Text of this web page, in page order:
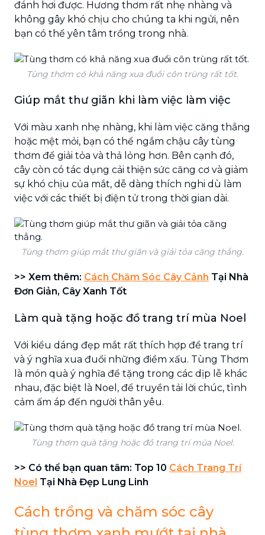
đánh hơi được. Hương thơm rất nhẹ nhàng và
không gây khó chịu cho chúng ta khi ngửi, nên
bạn có thể yên tâm trồng trong nhà.
Tùng thơm có khả năng xua đuổi côn trùng rất tốt.
Giúp mắt thư giãn khi làm việc làm việc
Với màu xanh nhẹ nhàng, khi làm việc căng thẳng
hoặc mệt mỏi, bạn có thể ngắm chậu cây tùng
thơm để giải tỏa và thả lỏng hơn. Bên cạnh đó,
cây còn có tác dụng cải thiện sức căng cơ và giảm
sự khó chịu của mắt, dễ dàng thích nghi dù làm
việc với các thiết bị điện tử trong thời gian dài.
Tùng thơm giúp mắt thư giãn và giải tỏa căng thẳng.
>> Xem thêm: Cách Chăm Sóc Cây Cảnh Tại Nhà
Đơn Giản, Cây Xanh Tốt
Làm quà tặng hoặc đồ trang trí mùa Noel
Với kiểu dáng đẹp mắt rất thích hợp để trang trí
và ý nghĩa xua đuổi những điềm xấu. Tùng Thơm
là món quà ý nghĩa để tặng trong các dịp lễ khác
nhau, đặc biệt là Noel, để truyền tải lời chúc, tình
cảm ấm áp đến người thân yêu.
Tùng thơm quà tặng hoặc đồ trang trí mùa Noel.
>> Có thể bạn quan tâm: Top 10 Cách Trang Trí
Noel Tại Nhà Đẹp Lung Linh
Cách trồng và chăm sóc cây